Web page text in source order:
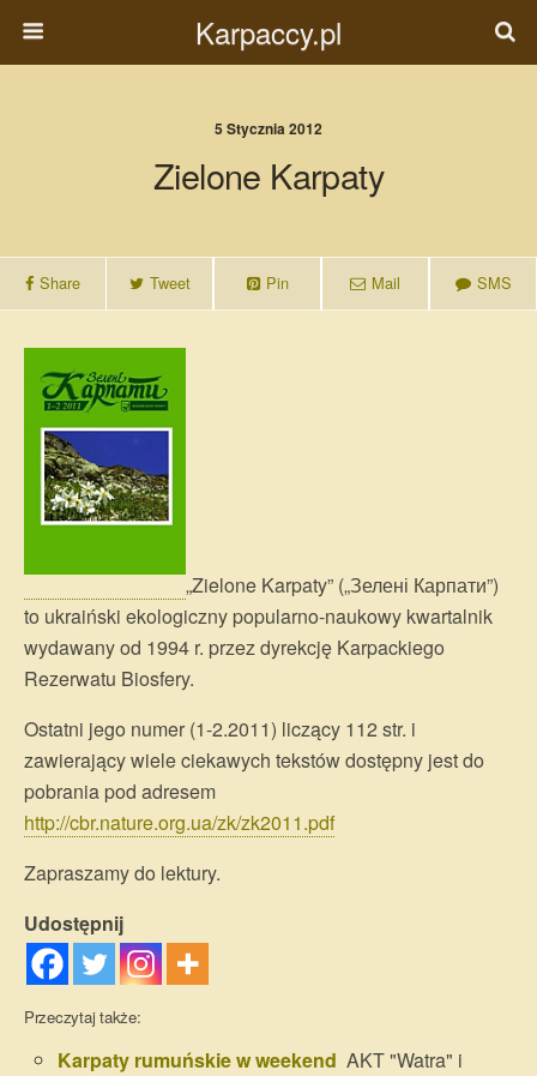
Karpaccy.pl
5 Stycznia 2012
Zielone Karpaty
Share Tweet Pin Mail SMS
„Zielone Karpaty” („Зелені Карпати”)
to ukraiński ekologiczny popularno-naukowy kwartalnik
wydawany od 1994 r. przez dyrekcję Karpackiego
Rezerwatu Biosfery.
Ostatni jego numer (1-2.2011) liczący 112 str. i
zawierający wiele ciekawych tekstów dostępny jest do
pobrania pod adresem
http://cbr.nature.org.ua/zk/zk2011.pdf
Zapraszamy do lektury.
Udostępnij
Przeczytaj także:
Karpaty rumuńskie w weekend AKT "Watra" i